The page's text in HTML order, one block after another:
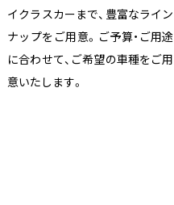
イクラスカーまで、豊富なライン
ナップをご用意。ご予算・ご用途
に合わせて、ご希望の車種をご用
意いたします。